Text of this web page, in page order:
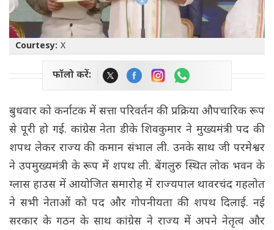
Courtesy: X
फॉलो करें:
बुधवार को कर्नाटक में सत्ता परिवर्तन की प्रक्रिया औपचारिक रूप
से पूरी हो गई. कांग्रेस नेता डीके शिवकुमार ने मुख्यमंत्री पद की
शपथ लेकर राज्य की कमान संभाल ली. उनके साथ जी परमेश्वर
ने उपमुख्यमंत्री के रूप में शपथ ली. बेंगलुरु स्थित लोक भवन के
ग्लास हाउस में आयोजित समारोह में राज्यपाल थावरचंद गहलोत
ने सभी नेताओं को पद और गोपनीयता की शपथ दिलाई. नई
सरकार के गठन के साथ कांग्रेस ने राज्य में अपने नेतृत्व और